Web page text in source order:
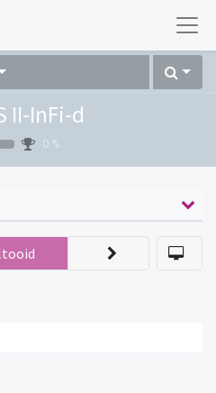
II-InFi-d
0 %